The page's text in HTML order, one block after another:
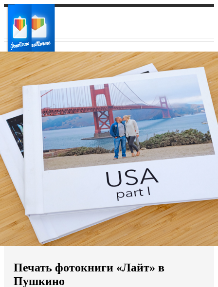
Ваш город:
Ваш регион доставки
Выберите из списка:
Мы доставляем по всему миру
Продолжить без города
Печать фотокниги «Лайт» в
Пушкино